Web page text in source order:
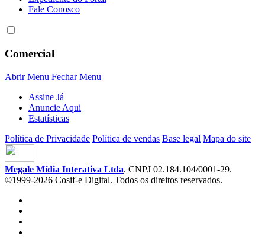
Fale Conosco
Comercial
Abrir Menu Fechar Menu
Assine Já
Anuncie Aqui
Estatísticas
Política de Privacidade Política de vendas Base legal Mapa do site
Megale Mídia Interativa Ltda. CNPJ 02.184.104/0001-29.
©1999-2026 Cosif-e Digital. Todos os direitos reservados.